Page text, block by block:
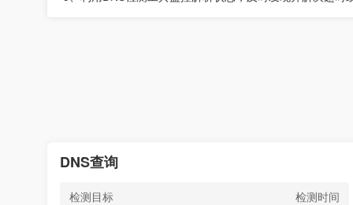
DNS查询
检测目标
检测时间